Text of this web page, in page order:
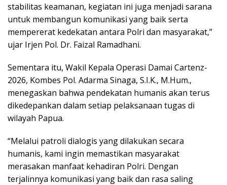
stabilitas keamanan, kegiatan ini juga menjadi sarana
untuk membangun komunikasi yang baik serta
mempererat kedekatan antara Polri dan masyarakat,”
ujar Irjen Pol. Dr. Faizal Ramadhani.
Sementara itu, Wakil Kepala Operasi Damai Cartenz-
2026, Kombes Pol. Adarma Sinaga, S.I.K., M.Hum.,
menegaskan bahwa pendekatan humanis akan terus
dikedepankan dalam setiap pelaksanaan tugas di
wilayah Papua.
“Melalui patroli dialogis yang dilakukan secara
humanis, kami ingin memastikan masyarakat
merasakan manfaat kehadiran Polri. Dengan
terjalinnya komunikasi yang baik dan rasa saling